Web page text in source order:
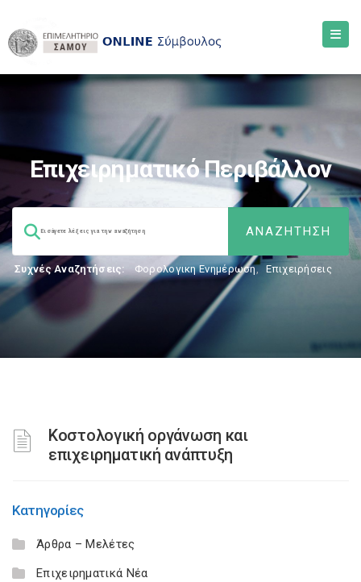
Επιχειρηματικό Περιβάλλον
Συχνές Αναζητήσεις: Φορολογικη Ενημέρωση, Επιχειρήσεις
Κοστολογική οργάνωση και
επιχειρηματική ανάπτυξη
Κατηγορίες
Άρθρα – Μελέτες
Επιχειρηματικά Νέα